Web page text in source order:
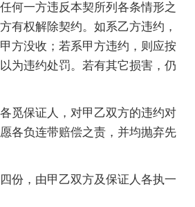
何一方违反本契所列各条情形之
有权解除契约。如系乙方违约，
方没收；若系甲方违约，则应按
为违约处罚。若有其它损害，仍
觅保证人，对甲乙双方的违约对
各负连带赔偿之责，并均抛弃先
份，由甲乙双方及保证人各执一